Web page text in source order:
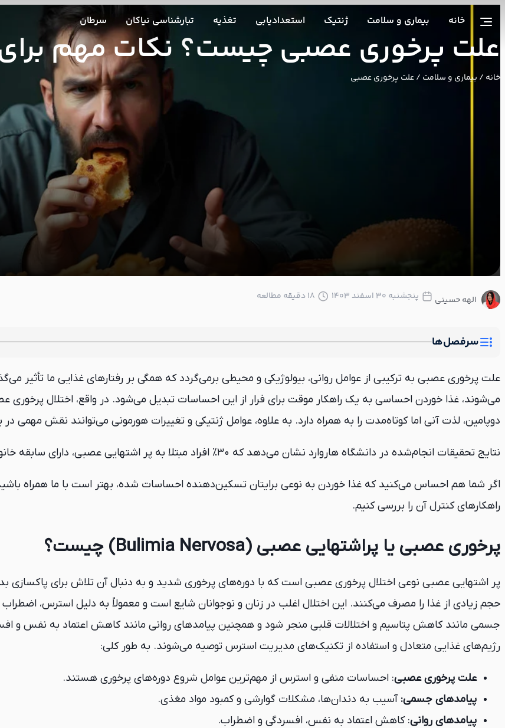
خانه بیماری و سلامت ژنتیک استعدادیابی تغذیه تبارشناسی نیاکان سرطان
علت پرخوری عصبی چیست؟ نکات مهم
خانه / بیماری و سلامت / علت پرخوری عصبی
الهه حسینی پنجشنبه ۳۰ اسفند ۱۴۰۳ 18 دقیقه مطالعه
سرفصل‌ها
علت پرخوری عصبی به ترکیبی از عوامل روانی، بیولوژیکی و محیطی برمی‌گردد که همگی بر رفتارهای غذایی ما تأثیر
می‌شوند، غذا خوردن احساسی به یک راهکار موقت برای فرار از این احساسات تبدیل می‌شود. در واقع، اختلال
دوپامین، لذت آنی اما کوتاه‌مدت را به همراه دارد. به علاوه، عوامل ژنتیکی و تغییرات هورمونی می‌توانند نقش مهمی در
نتایج تحقیقات انجام‌شده در دانشگاه هاروارد نشان می‌دهد که ۳۰٪ افراد مبتلا به پر اشتهایی عصبی، دارای سابقه خانوادگی این اختلال هستند.
اگر شما هم احساس می‌کنید که غذا خوردن به نوعی برایتان تسکین‌دهنده احساسات شده، بهتر است با ما همراه
راهکارهای کنترل آن را بررسی کنیم.
پرخوری عصبی یا پراشتهایی عصبی (Bulimia Nervosa) چیست؟
پر اشتهایی عصبی نوعی اختلال پرخوری عصبی است که با دوره‌های پرخوری شدید و به دنبال آن تلاش برای پاکسازی
حجم زیادی از غذا را مصرف می‌کنند. این اختلال اغلب در زنان و نوجوانان شایع است و معمولاً به دلیل استرس،
جسمی مانند کاهش پتاسیم و اختلالات قلبی منجر شود و همچنین پیامدهای روانی مانند کاهش اعتماد به نفس و
رژیم‌های غذایی متعادل و استفاده از تکنیک‌های مدیریت استرس توصیه می‌شوند. به طور کلی:
علت پرخوری عصبی: احساسات منفی و استرس از مهم‌ترین عوامل شروع دوره‌های پرخوری هستند.
پیامدهای جسمی: آسیب به دندان‌ها، مشکلات گوارشی و کمبود مواد مغذی.
پیامدهای روانی: کاهش اعتماد به نفس، افسردگی و اضطراب.